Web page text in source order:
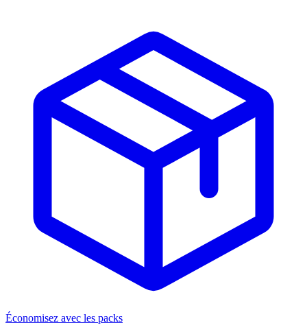
Économisez avec les packs